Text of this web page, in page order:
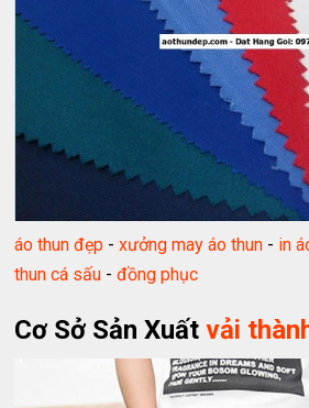
áo thun đẹp -xưởng may áo thun - in
thun cá sấu -đồng phục
Cơ Sở Sản Xuấtvải